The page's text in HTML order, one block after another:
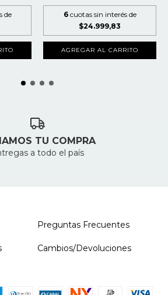
de
6 cuotas sin interés de
$24.999,83
AGREGAR AL CARRITO
TU COMPRA
a todo el país
Preguntas Frecuentes
Cambios/Devoluciones